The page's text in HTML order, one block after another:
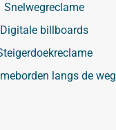
Snelwegreclame
Digitale billboards
langs de weg